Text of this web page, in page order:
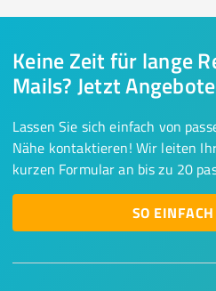
Keine Zeit für lange
Mails? Jetzt
Lassen Sie sich einfach von
Nähe kontaktieren! Wir leiten
kurzen Formular an bis zu 20
SO